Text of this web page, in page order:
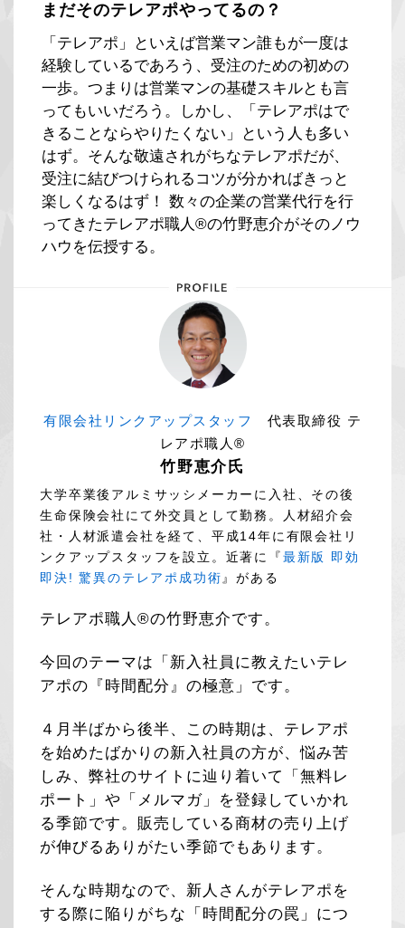
まだそのテレアポやってるの？
「テレアポ」といえば営業マン誰もが一度は
経験しているであろう、受注のための初めの
一歩。つまりは営業マンの基礎スキルとも言
ってもいいだろう。しかし、「テレアポはで
きることならやりたくない」という人も多い
はず。そんな敬遠されがちなテレアポだが、
受注に結びつけられるコツが分かればきっと
楽しくなるはず！ 数々の企業の営業代行を行
ってきたテレアポ職人®の竹野恵介がそのノウ
ハウを伝授する。
有限会社リンクアップスタッフ
代表取締役 テ
レアポ職人®
竹野恵介氏
大学卒業後アルミサッシメーカーに入社、その後
生命保険会社にて外交員として勤務。人材紹介会
社・人材派遣会社を経て、平成14年に有限会社リ
ンクアップスタッフを設立。近著に『最新版 即効
即決! 驚異のテレアポ成功術 』がある
テレアポ職人®の竹野恵介です。
今回のテーマは「新入社員に教えたいテレ
アポの『時間配分』の極意」です。
４月半ばから後半、この時期は、テレアポ
を始めたばかりの新入社員の方が、悩み苦
しみ、弊社のサイトに辿り着いて「無料レ
ポート」や「メルマガ」を登録していかれ
る季節です。販売している商材の売り上げ
が伸びるありがたい季節でもあります。
そんな時期なので、新人さんがテレアポを
する際に陥りがちな「時間配分の罠」につ